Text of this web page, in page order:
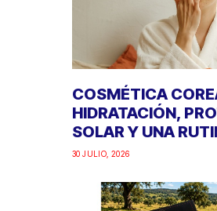
COSMÉTICA
HIDRATACIÓN,
SOLAR Y UNA
30 JULIO, 2026